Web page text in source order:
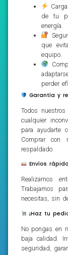
de tu
energía.
que
equipo.
perder
Garantía y
Todos
cualquier
para ayudarte
Comprar con
respaldado.
Envíos
Realizamos
Trabajamos
necesitas, sin
¡Haz tu
No pongas en
baja calidad.
seguridad,